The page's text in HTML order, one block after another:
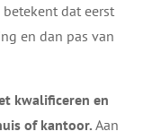
dat eerst
en dan pas van
kwalificeren en
of kantoor. Aan